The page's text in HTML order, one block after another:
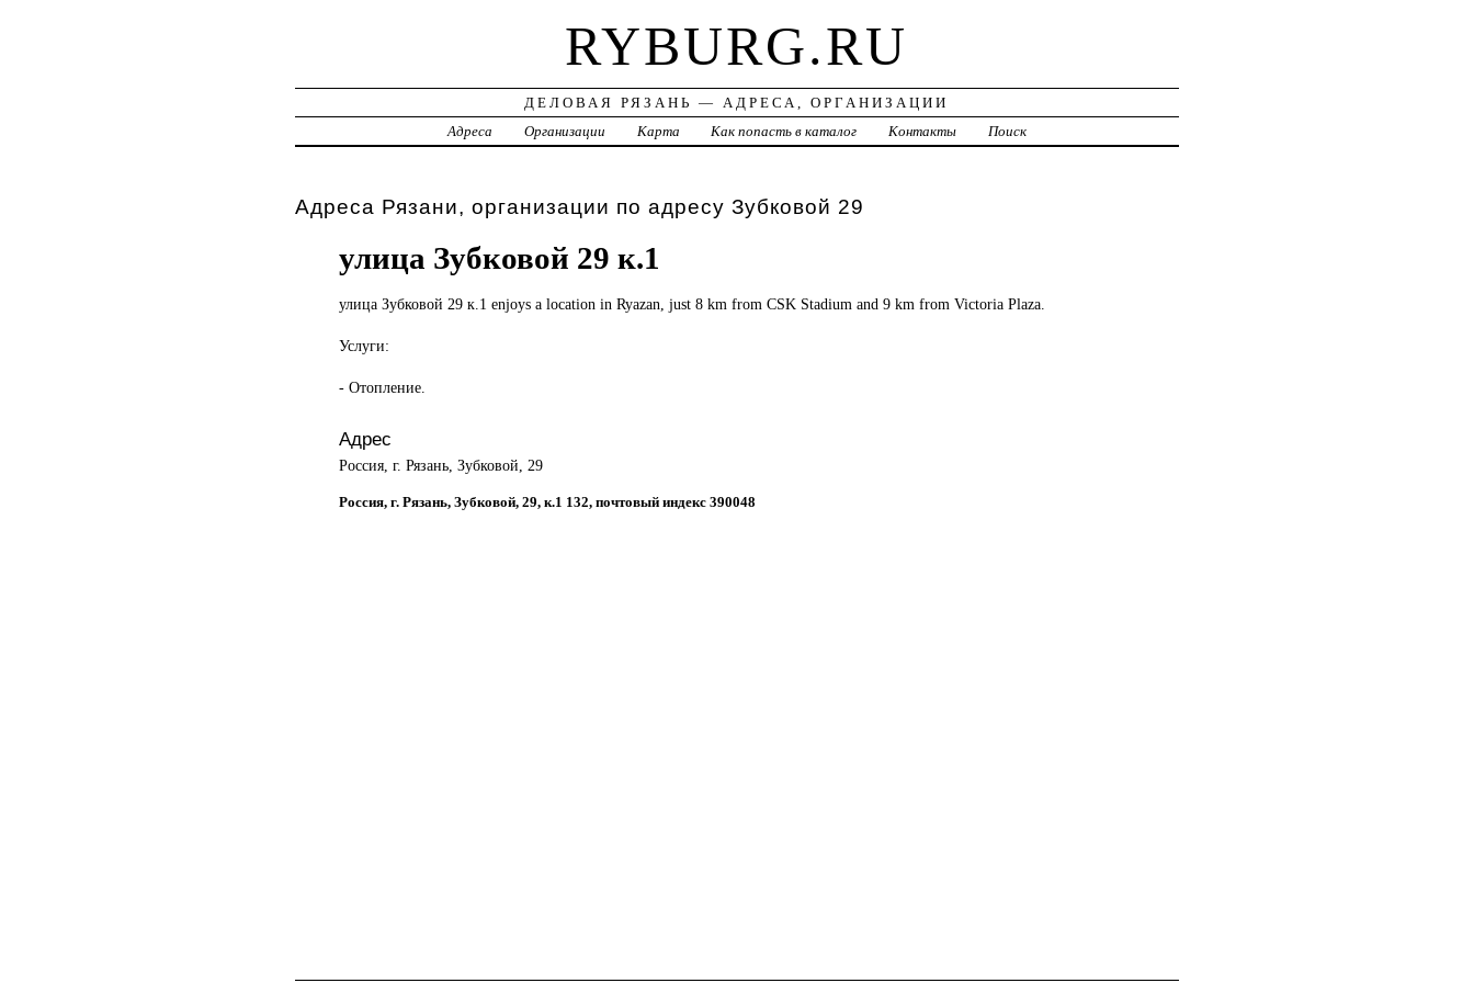
RYBURG.RU
ДЕЛОВАЯ РЯЗАНЬ — АДРЕСА, ОРГАНИЗАЦИИ
Адреса
Организации Карта Как попасть в каталог Контакты Поиск
Адреса Рязани, организации по адресу Зубковой 29
улица Зубковой 29 к.1
улица Зубковой 29 к.1 enjoys a location in Ryazan, just 8 km from CSK Stadium and 9 km from Victoria Plaza.
Услуги:
- Отопление.
Адрес
Россия, г. Рязань, Зубковой, 29
Россия, г. Рязань, Зубковой, 29, к.1 132, почтовый индекс 390048